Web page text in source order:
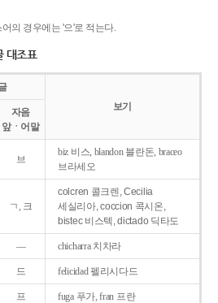
의 경우에는 '으'로 적는다.
대조표
보기
자음
앞ㆍ어말
브
biz 비스, blandon 블란돈, braceo
브라세오
ㄱ, 크
colcren 콜크렌, Cecilia
세실리아, coccion 콕시온,
bistec 비스텍, dictado 딕타도
― chicharra 치차라
드 felicidad 펠리시다드
프 fuga 푸가, fran 프란